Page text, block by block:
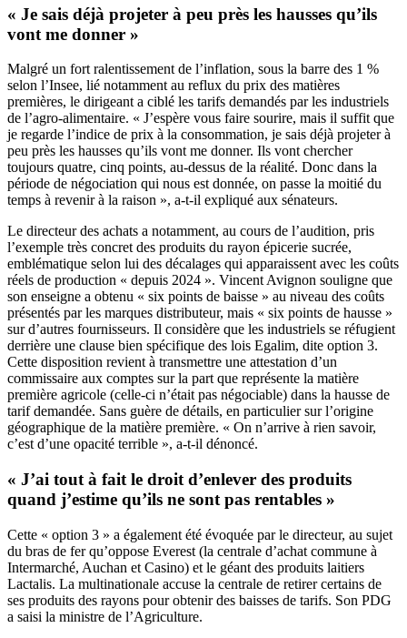
« Je sais déjà projeter à peu près les hausses qu’ils
vont me donner »
Malgré un fort ralentissement de l’inflation, sous la barre des 1 %
selon l’Insee, lié notamment au reflux du prix des matières
premières, le dirigeant a ciblé les tarifs demandés par les industriels
de l’agro-alimentaire. « J’espère vous faire sourire, mais il suffit que
je regarde l’indice de prix à la consommation, je sais déjà projeter à
peu près les hausses qu’ils vont me donner. Ils vont chercher
toujours quatre, cinq points, au-dessus de la réalité. Donc dans la
période de négociation qui nous est donnée, on passe la moitié du
temps à revenir à la raison », a-t-il expliqué aux sénateurs.
Le directeur des achats a notamment, au cours de l’audition, pris
l’exemple très concret des produits du rayon épicerie sucrée,
emblématique selon lui des décalages qui apparaissent avec les coûts
réels de production « depuis 2024 ». Vincent Avignon souligne que
son enseigne a obtenu « six points de baisse » au niveau des coûts
présentés par les marques distributeur, mais « six points de hausse »
sur d’autres fournisseurs. Il considère que les industriels se réfugient
derrière une clause bien spécifique des lois Egalim, dite option 3.
Cette disposition revient à transmettre une attestation d’un
commissaire aux comptes sur la part que représente la matière
première agricole (celle-ci n’était pas négociable) dans la hausse de
tarif demandée. Sans guère de détails, en particulier sur l’origine
géographique de la matière première. « On n’arrive à rien savoir,
c’est d’une opacité terrible », a-t-il dénoncé.
« J’ai tout à fait le droit d’enlever des produits
quand j’estime qu’ils ne sont pas rentables »
Cette « option 3 » a également été évoquée par le directeur, au sujet
du bras de fer qu’oppose Everest (la centrale d’achat commune à
Intermarché, Auchan et Casino) et le géant des produits laitiers
Lactalis. La multinationale accuse la centrale de retirer certains de
ses produits des rayons pour obtenir des baisses de tarifs. Son PDG
a saisi la ministre de l’Agriculture.